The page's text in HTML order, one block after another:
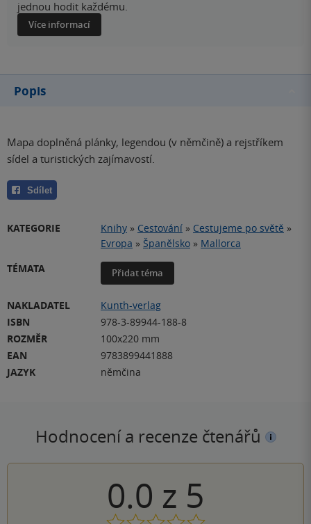
jednou hodit každému.
Více informací
Popis
Mapa doplněná plánky, legendou (v němčině) a rejstříkem
sídel a turistických zajímavostí.
Sdílet
KATEGORIE Knihy » Cestování » Cestujeme po světě »
Evropa » Španělsko » Mallorca
TÉMATA
Přidat téma
NAKLADATEL
Kunth-verlag
ISBN
978-3-89944-188-8
ROZMĚR
100x220 mm
EAN
9783899441888
JAZYK
němčina
Hodnocení a recenze čtenářů
0.0 z 5